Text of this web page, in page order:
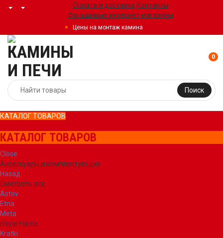
Оплата и доставка Контакты
Фальшивые интернет магазины
Цены на монтаж камина
Поиск
0
КАТАЛОГ ТОВАРОВ
КАТАЛОГ ТОВАРОВ
Close
Аксессуары и комплектующие
Назад
Смотреть все
Astov
Etna
Meta
Royal Flame
Kratki